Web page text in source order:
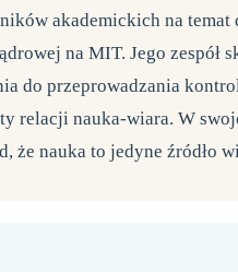
akademickich na
na MIT. Jego zespół
do przeprowadzania
relacji nauka-wiara. W
że nauka to jedyne źródło